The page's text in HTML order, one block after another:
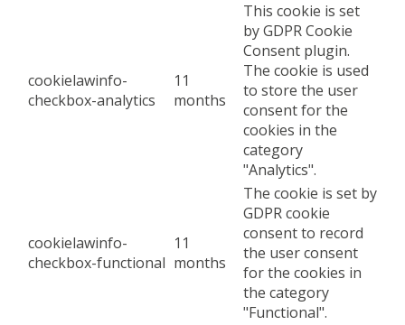
cookielawinfo-
checkbox-analytics
11
months
This cookie is set
by GDPR Cookie
Consent plugin.
The cookie is used
to store the user
consent for the
cookies in the
category
"Analytics".
cookielawinfo-
checkbox-functional
11
months
The cookie is set by
GDPR cookie
consent to record
the user consent
for the cookies in
the category
"Functional".